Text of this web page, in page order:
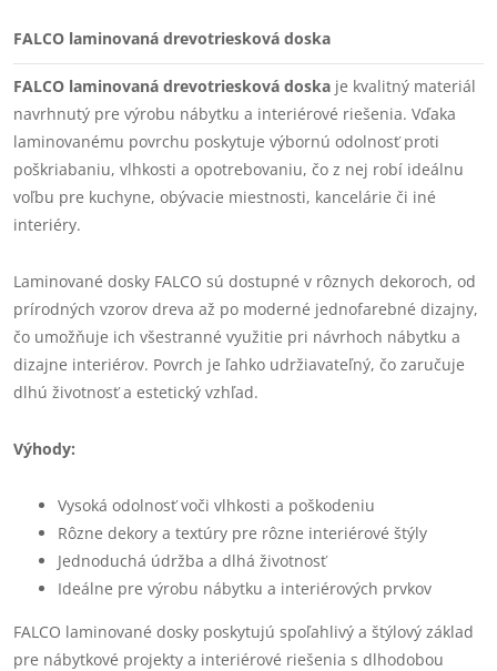
FALCO laminovaná drevotriesková doska
FALCO laminovaná drevotriesková doska je kvalitný materiál
navrhnutý pre výrobu nábytku a interiérové riešenia. Vďaka
laminovanému povrchu poskytuje výbornú odolnosť proti
poškriabaniu, vlhkosti a opotrebovaniu, čo z nej robí ideálnu
voľbu pre kuchyne, obývacie miestnosti, kancelárie či iné
interiéry.
Laminované dosky FALCO sú dostupné v rôznych dekoroch, od
prírodných vzorov dreva až po moderné jednofarebné dizajny,
čo umožňuje ich všestranné využitie pri návrhoch nábytku a
dizajne interiérov. Povrch je ľahko udržiavateľný, čo zaručuje
dlhú životnosť a estetický vzhľad.
Výhody:
Vysoká odolnosť voči vlhkosti a poškodeniu
Rôzne dekory a textúry pre rôzne interiérové štýly
Jednoduchá údržba a dlhá životnosť
Ideálne pre výrobu nábytku a interiérových prvkov
FALCO laminované dosky poskytujú spoľahlivý a štýlový základ
pre nábytkové projekty a interiérové riešenia s dlhodobou